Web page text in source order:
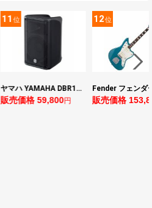
12位
Fender フェンダー Made in Japan Traditional Late 60s Jazzmaster RW Ocean Turquoise Metallic エレキギター
販売価格 153,896円
13位
販売価格